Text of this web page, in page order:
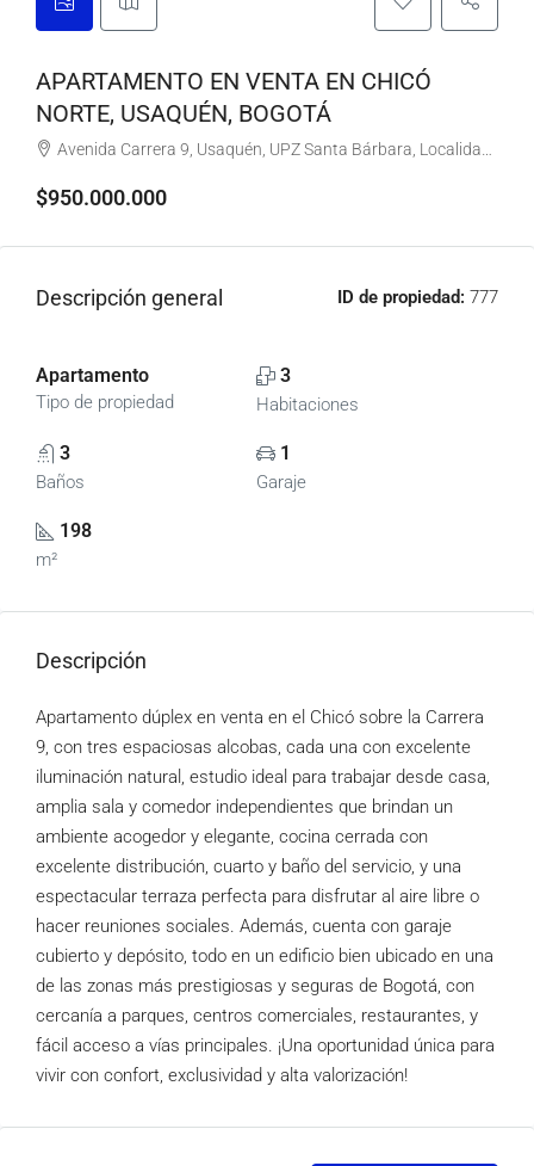
APARTAMENTO EN VENTA EN CHICÓ
NORTE, USAQUÉN, BOGOTÁ
Avenida Carrera 9, Usaquén, UPZ Santa Bárbara, Localidad Usaquén, Bogotá, Bogotá, Distrito Capital, RAP (Especial) Central, 110111, Colombia
$950.000.000
Descripción general ID de propiedad: 777
Apartamento
Tipo de propiedad
3
Habitaciones
3
Baños
1
Garaje
198
m²
Descripción
Apartamento dúplex en venta en el Chicó sobre la Carrera
9, con tres espaciosas alcobas, cada una con excelente
iluminación natural, estudio ideal para trabajar desde casa,
amplia sala y comedor independientes que brindan un
ambiente acogedor y elegante, cocina cerrada con
excelente distribución, cuarto y baño del servicio, y una
espectacular terraza perfecta para disfrutar al aire libre o
hacer reuniones sociales. Además, cuenta con garaje
cubierto y depósito, todo en un edificio bien ubicado en una
de las zonas más prestigiosas y seguras de Bogotá, con
cercanía a parques, centros comerciales, restaurantes, y
fácil acceso a vías principales. ¡Una oportunidad única para
vivir con confort, exclusividad y alta valorización!